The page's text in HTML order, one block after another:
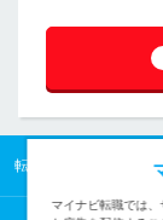
転職TOP 甲信越の
マイナビ転職では